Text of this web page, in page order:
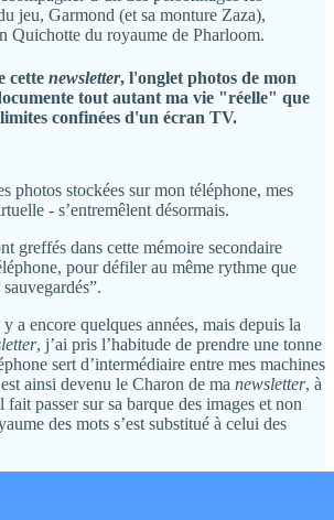
jeu, Garmond (et sa monture Zaza),
Quichotte du royaume de Pharloom.
cette newsletter, l'onglet photos de mon
tout autant ma vie "réelle" que
limites confinées d'un écran TV.
photos stockées sur mon téléphone, mes
- s’entremêlent désormais.
greffés dans cette mémoire secondaire
pour défiler au même rythme que
a encore quelques années, mais depuis la
, j’ai pris l’habitude de prendre une tonne
sert d’intermédiaire entre mes machines
ainsi devenu le Charon de ma newsletter, à
passer sur sa barque des images et non
des mots s’est substitué à celui des